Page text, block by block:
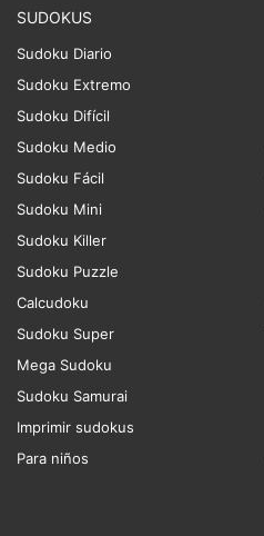
SUDOKUS
Sudoku Diario
Sudoku Extremo
Sudoku Difícil
Sudoku Medio
Sudoku Fácil
Sudoku Mini
Sudoku Killer
Sudoku Puzzle
Calcudoku
Sudoku Super
Mega Sudoku
Sudoku Samurai
Imprimir sudokus
Para niños